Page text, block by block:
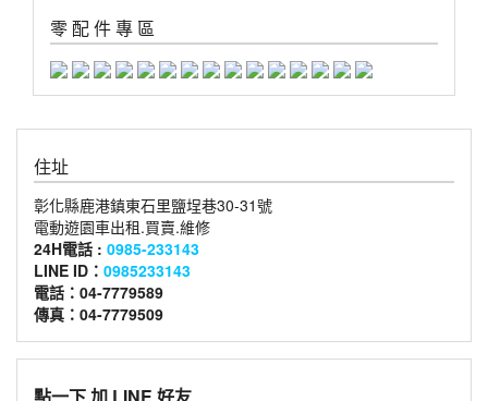
零 配 件 專 區
住址
彰化縣鹿港鎮東石里鹽埕巷30-31號
電動遊園車出租.買賣.維修
24H電話 : 0985-233143
LINE ID： 0985233143
電話：04-7779589
傳真：04-7779509
點一下 加 LINE 好友